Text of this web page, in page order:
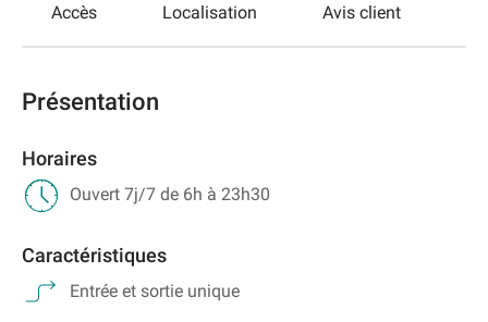
Accès Localisation Avis client
Présentation
Horaires
Ouvert 7j/7 de 6h à 23h30
Caractéristiques
Entrée et sortie unique